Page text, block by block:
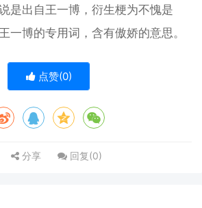
是出自王一博，衍生梗为不愧是
一博的专用词，含有傲娇的意思。
点赞(0)
分享 回复(0)